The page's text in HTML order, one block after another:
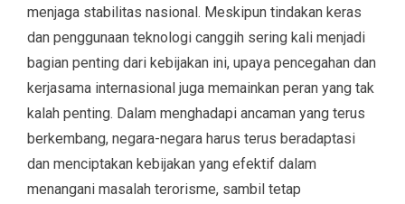
menjaga stabilitas nasional. Meskipun tindakan keras
dan penggunaan teknologi canggih sering kali menjadi
bagian penting dari kebijakan ini, upaya pencegahan dan
kerjasama internasional juga memainkan peran yang tak
kalah penting. Dalam menghadapi ancaman yang terus
berkembang, negara-negara harus terus beradaptasi
dan menciptakan kebijakan yang efektif dalam
menangani masalah terorisme, sambil tetap